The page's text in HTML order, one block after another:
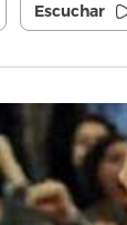
Escuchar